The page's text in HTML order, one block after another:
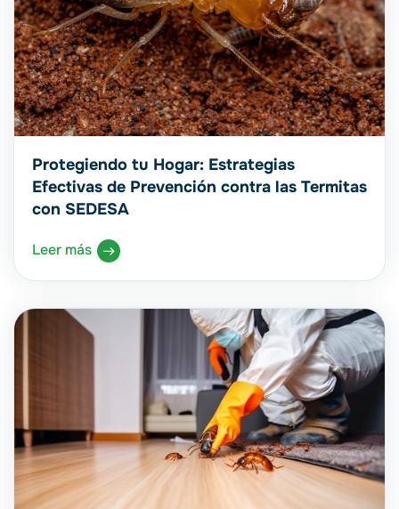
Protegiendo tu Hogar: Estrategias
Efectivas de Prevención contra las Termitas
con SEDESA
Leer más